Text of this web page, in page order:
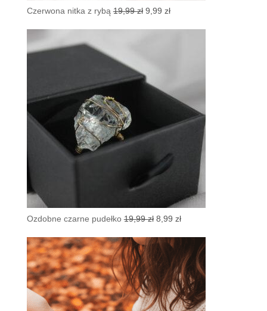
Czerwona nitka z rybą 19,99zł Pierwotna
9,99 złAktualna
Ozdobne czarne pudełko 19,99zł Pierwotna
wynosiła:
19,99 zł.
8,99 złAktualna
wynosi:
8,99 zł.